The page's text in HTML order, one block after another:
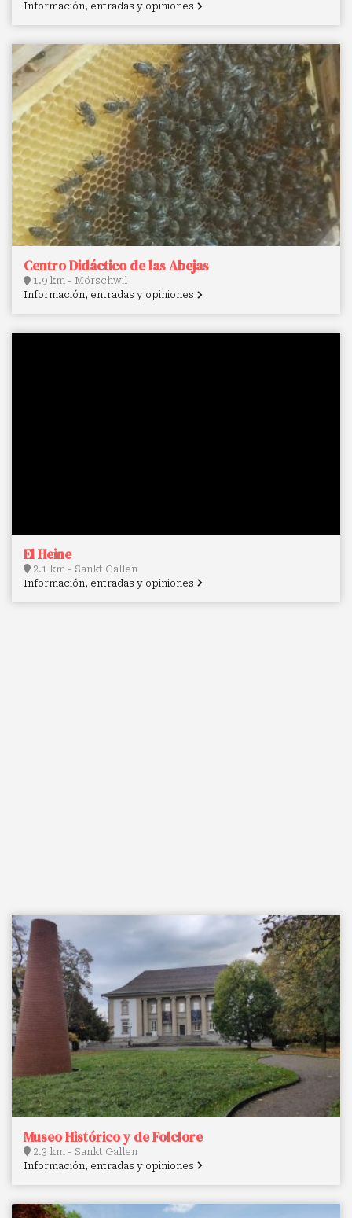
Información, entradas y opiniones
Centro Didáctico de las Abejas
1.9 km - Mörschwil
Información, entradas y opiniones
El Heine
2.1 km - Sankt Gallen
Información, entradas y opiniones
Museo Histórico y de Folclore
2.3 km - Sankt Gallen
Información, entradas y opiniones